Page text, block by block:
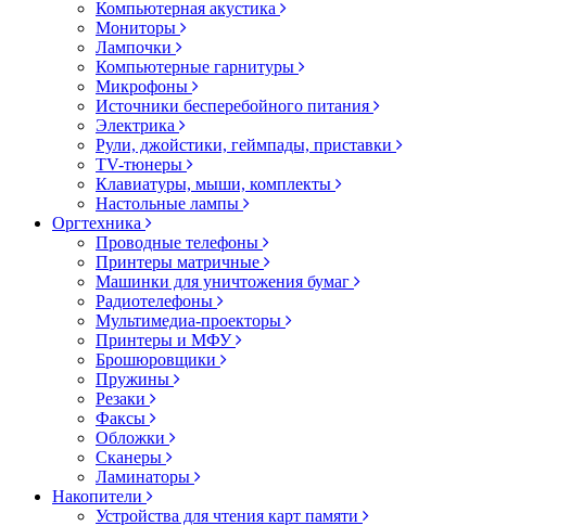
Компьютерная акустика
Мониторы
Лампочки
Компьютерные гарнитуры
Микрофоны
Источники бесперебойного питания
Электрика
Рули, джойстики, геймпады, приставки
TV-тюнеры
Клавиатуры, мыши, комплекты
Настольные лампы
Оргтехника
Проводные телефоны
Принтеры матричные
Машинки для уничтожения бумаг
Радиотелефоны
Мультимедиа-проекторы
Принтеры и МФУ
Брошюровщики
Пружины
Резаки
Факсы
Обложки
Сканеры
Ламинаторы
Накопители
Устройства для чтения карт памяти